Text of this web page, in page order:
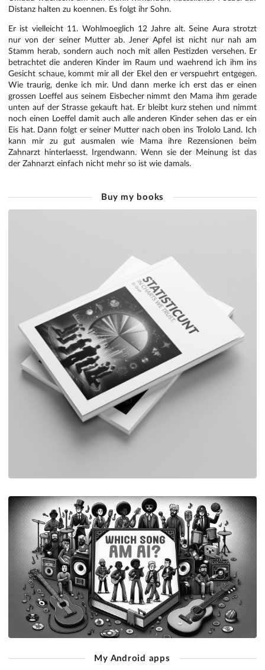
Distanz halten zu koennen. Es folgt ihr Sohn.
Er ist vielleicht 11. Wohlmoeglich 12 Jahre alt. Seine Aura strotzt
nur von der seiner Mutter ab. Jener Apfel ist nicht nur nah am
Stamm herab, sondern auch noch mit allen Pestizden versehen. Er
betrachtet die anderen Kinder im Raum und waehrend ich ihm ins
Gesicht schaue, kommt mir all der Ekel den er verspuehrt entgegen.
Wie traurig, denke ich mir. Und dann merke ich erst das er einen
grossen Loeffel aus seinem Eisbecher nimmt den Mama ihm gerade
unten auf der Strasse gekauft hat. Er bleibt kurz stehen und nimmt
noch einen Loeffel damit auch alle anderen Kinder sehen das er ein
Eis hat. Dann folgt er seiner Mutter nach oben ins Trololo Land. Ich
kann mir zu gut ausmalen wie Mama ihre Rezensionen beim
Zahnarzt hinterlaesst. Irgendwann. Wenn sie der Meinung ist das
der Zahnarzt einfach nicht mehr so ist wie damals.
Buy my books
My Android apps